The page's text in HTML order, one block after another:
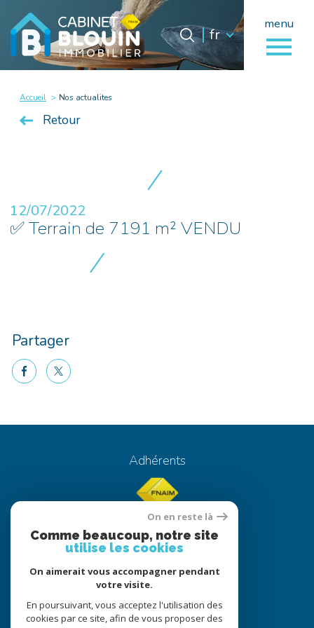
menu
Langue
fr
Accueil 0 Langue
fr
Accueil Nos actualites
Retour
12/07/2022
✅ Terrain de 7191 m² VENDU
Partager
facebooktwitter
Adhérents
© 2022
Tous droits réservés
Traduction powered by Google
Nos honoraires
Plan du site
On en reste là
Comme beaucoup, notre site
utilise les cookies
On aimerait vous accompagner pendant
votre visite.
En poursuivant, vous acceptez l'utilisation des
cookies par ce site, afin de vous proposer des